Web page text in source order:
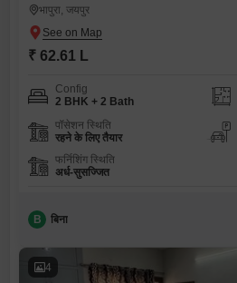
भापुरा, जयपुर
₹ 62.61 L
Config
2 BHK + 2 Bath
पॉसेशन स्थिति
रहने के लिए तैयार
फर्निशिंग स्थिति
अर्ध-सुसज्जित
B बिना
4